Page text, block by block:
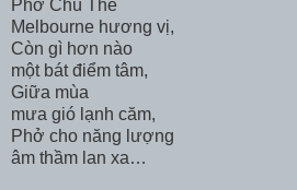
Phở Chú Thể
Melbourne hương vị,
Còn gì hơn nào
một bát điểm tâm,
Giữa mùa
mưa gió lạnh căm,
Phở cho năng lượng
âm thầm lan xa…